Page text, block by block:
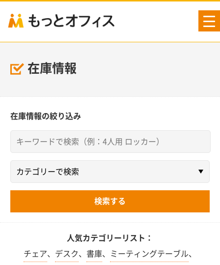
在庫情報
在庫情報の絞り込み
人気カテゴリーリスト：
チェア、 デスク、 書庫、 ミーティングテーブル、